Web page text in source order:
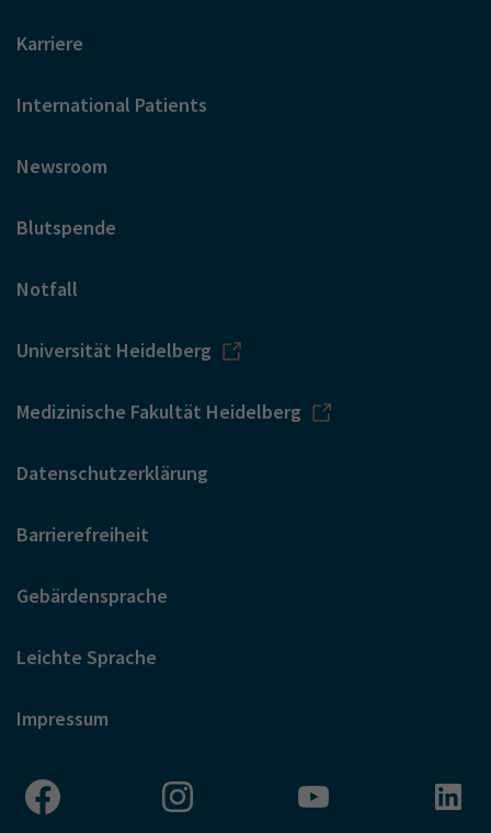
Karriere
International Patients
Newsroom
Blutspende
Notfall
Universität Heidelberg
Medizinische Fakultät Heidelberg
Datenschutzerklärung
Barrierefreiheit
Gebärdensprache
Leichte Sprache
Impressum